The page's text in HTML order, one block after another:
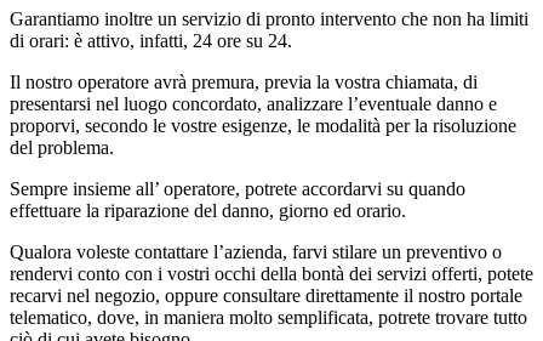
Garantiamo inoltre un servizio di pronto intervento che non ha limiti
di orari: è attivo, infatti, 24 ore su 24.
Il nostro operatore avrà premura, previa la vostra chiamata, di
presentarsi nel luogo concordato, analizzare l’eventuale danno e
proporvi, secondo le vostre esigenze, le modalità per la risoluzione
del problema.
Sempre insieme all’ operatore, potrete accordarvi su quando
effettuare la riparazione del danno, giorno ed orario.
Qualora voleste contattare l’azienda, farvi stilare un preventivo o
rendervi conto con i vostri occhi della bontà dei servizi offerti, potete
recarvi nel negozio, oppure consultare direttamente il nostro portale
telematico, dove, in maniera molto semplificata, potrete trovare tutto